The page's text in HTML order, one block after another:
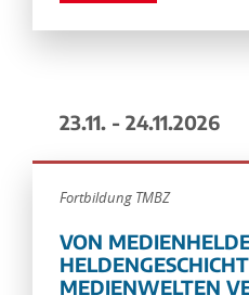
23.11. - 24.11.2026
Fortbildung TMBZ
VON
MEDIENWELTEN